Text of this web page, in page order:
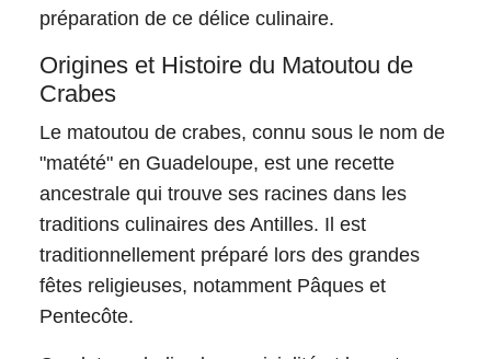
préparation de ce délice culinaire.
Origines et Histoire du Matoutou de
Crabes
Le matoutou de crabes, connu sous le nom de
"matété" en Guadeloupe, est une recette
ancestrale qui trouve ses racines dans les
traditions culinaires des Antilles. Il est
traditionnellement préparé lors des grandes
fêtes religieuses, notamment Pâques et
Pentecôte.